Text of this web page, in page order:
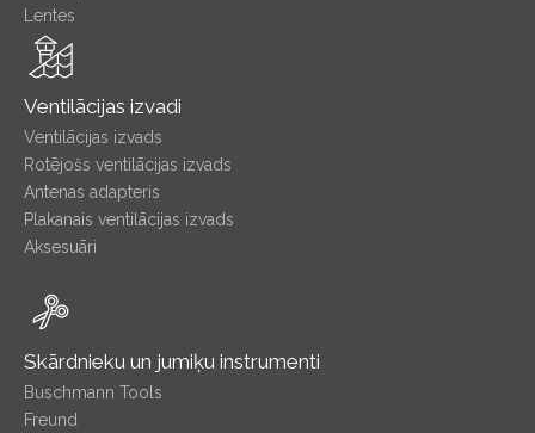
Lentes
Ventilācijas izvadi
Ventilācijas izvads
Rotējošs ventilācijas izvads
Antenas adapteris
Plakanais ventilācijas izvads
Aksesuāri
Skārdnieku un jumiķu instrumenti
Buschmann Tools
Freund